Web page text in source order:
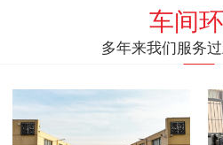
车间
多年来我们服务